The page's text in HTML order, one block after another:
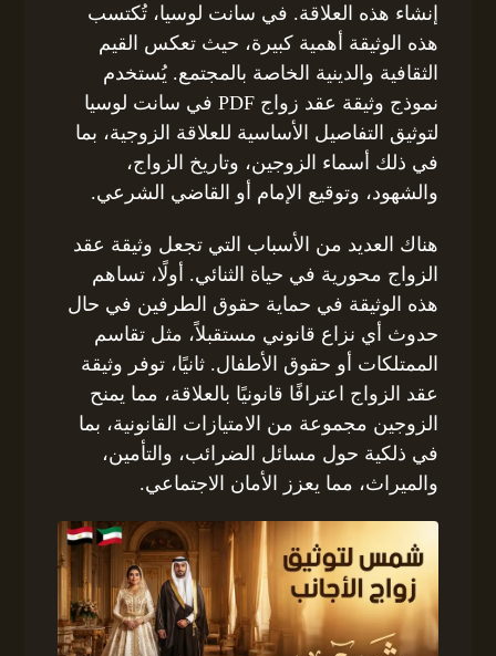
إنشاء هذه العلاقة. في سانت لوسيا، تُكتسب
هذه الوثيقة أهمية كبيرة، حيث تعكس القيم
الثقافية والدينية الخاصة بالمجتمع. يُستخدم
نموذج وثيقة عقد زواج PDF في سانت لوسيا
لتوثيق التفاصيل الأساسية للعلاقة الزوجية، بما
في ذلك أسماء الزوجين، وتاريخ الزواج،
والشهود، وتوقيع الإمام أو القاضي الشرعي.
هناك العديد من الأسباب التي تجعل وثيقة عقد
الزواج محورية في حياة الثنائي. أولًا، تساهم
هذه الوثيقة في حماية حقوق الطرفين في حال
حدوث أي نزاع قانوني مستقبلاً، مثل تقاسم
الممتلكات أو حقوق الأطفال. ثانيًا، توفر وثيقة
عقد الزواج اعترافًا قانونيًا بالعلاقة، مما يمنح
الزوجين مجموعة من الامتيازات القانونية، بما
في ذلكية حول مسائل الضرائب، والتأمين،
والميراث، مما يعزز الأمان الاجتماعي.